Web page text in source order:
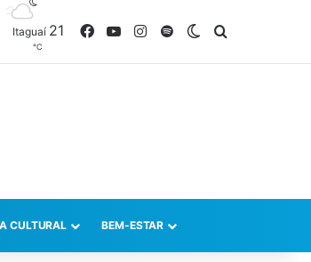
Itaguaí 21
℃
FacebookYouTubeInstagram
SpotifySwitch skin
CULTURAL BEM-ESTAR